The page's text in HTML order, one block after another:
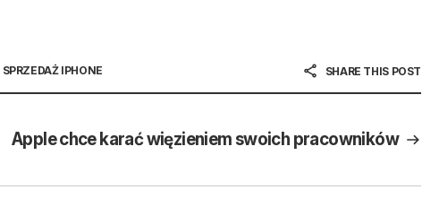
SPRZEDAŻ IPHONE SHARE THIS POST
Apple chce karać więzieniem swoich pracowników